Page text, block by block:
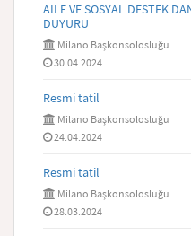
AİLE VE SOSYAL DESTEK
DUYURU
Milano Başkonsolosluğu
30.04.2024
Resmi tatil
Milano Başkonsolosluğu
24.04.2024
Resmi tatil
Milano Başkonsolosluğu
28.03.2024